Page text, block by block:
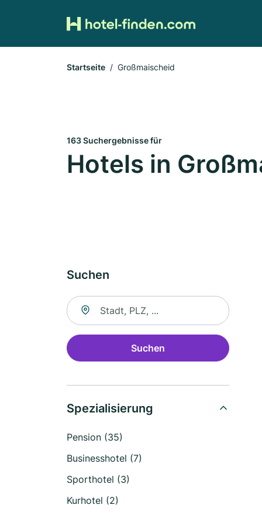
Startseite Großmaischeid
163 Suchergebnisse für
Hotels in
Suchen
Suche nach Ort
Suchen
Spezialisierung
Pension (35)
Businesshotel (7)
Sporthotel (3)
Kurhotel (2)